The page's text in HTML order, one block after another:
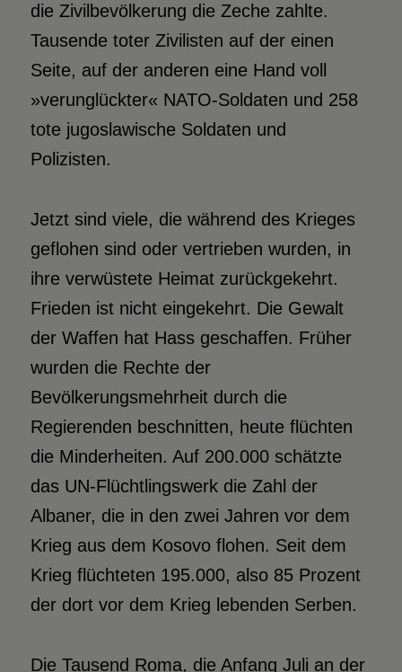
die Zivilbevölkerung die Zeche zahlte.
Tausende toter Zivilisten auf der einen
Seite, auf der anderen eine Hand voll
»verunglückter« NATO-Soldaten und 258
tote jugoslawische Soldaten und
Polizisten.
Jetzt sind viele, die während des Krieges
geflohen sind oder vertrieben wurden, in
ihre verwüstete Heimat zurückgekehrt.
Frieden ist nicht eingekehrt. Die Gewalt
der Waffen hat Hass geschaffen. Früher
wurden die Rechte der
Bevölkerungsmehrheit durch die
Regierenden beschnitten, heute flüchten
die Minderheiten. Auf 200.000 schätzte
das UN-Flüchtlingswerk die Zahl der
Albaner, die in den zwei Jahren vor dem
Krieg aus dem Kosovo flohen. Seit dem
Krieg flüchteten 195.000, also 85 Prozent
der dort vor dem Krieg lebenden Serben.
Die Tausend Roma, die Anfang Juli an der